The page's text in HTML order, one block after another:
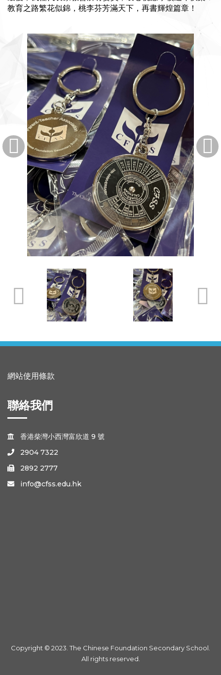
教育之路繁花似錦，桃李芬芳滿天下，再書輝煌篇章！
網站使用條款
聯絡我們
 香港柴灣小西灣富欣道 9 號
 2904 7322
 2892 2777
 info@cfss.edu.hk
Copyright © 2023. The Chinese Foundation Secondary School.
All rights reserved.